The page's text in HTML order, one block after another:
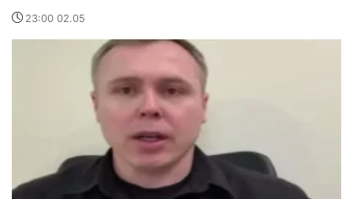
23:00 02.05